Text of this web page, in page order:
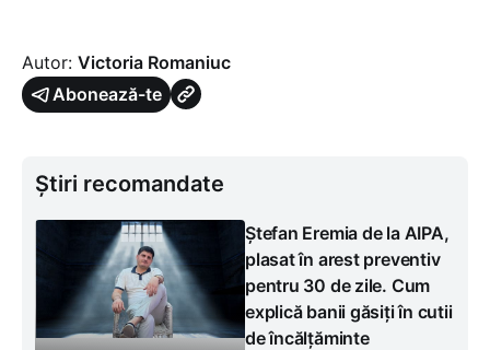
Autor: Victoria Romaniuc
Abonează-te
Știri recomandate
Ștefan Eremia de la AIPA,
plasat în arest preventiv
pentru 30 de zile. Cum
explică banii găsiți în cutii
de încălțăminte